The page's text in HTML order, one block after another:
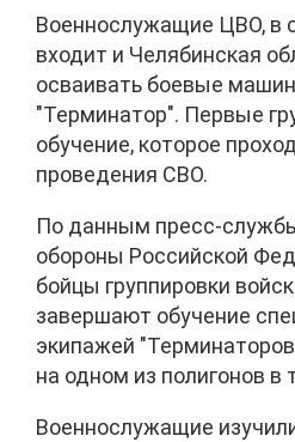
Военнослужащие ЦВО, в
входит и Челябинская
осваивать боевые
"Терминатор". Первые
обучение, которое
проведения СВО.
По данным пресс-
обороны Российской
бойцы группировки
завершают обучение
экипажей
на одном из полигонов
Военнослужащие